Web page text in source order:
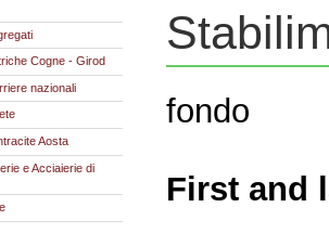
Cogne - Girod
nazionali
Aosta
e Acciaierie di
fondo
First and